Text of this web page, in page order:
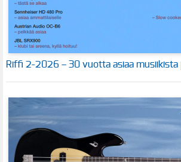
Riffi 2-2026 – 30 vuotta asiaa musiikista